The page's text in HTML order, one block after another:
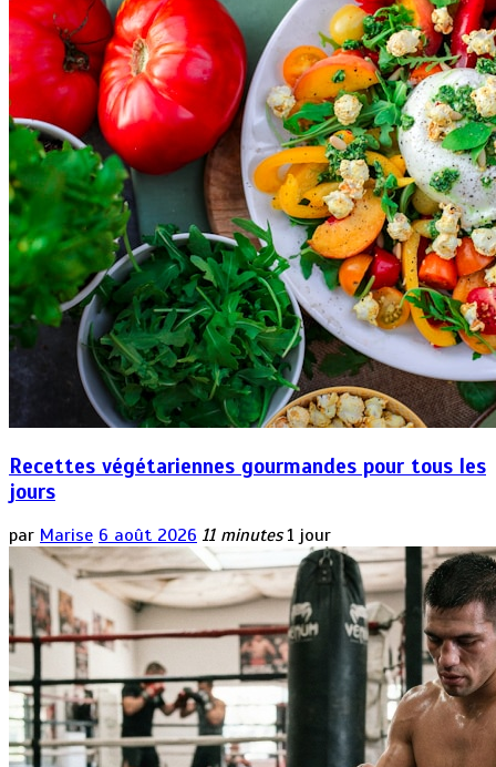
Recettes végétariennes gourmandes pour tous les
jours
par Marise 6 août 2026 11 minutes 1 jour